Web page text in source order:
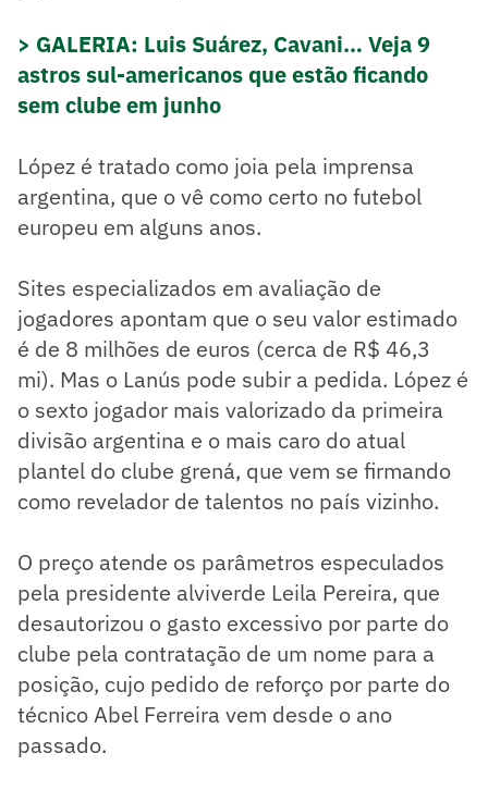
> GALERIA: Luis Suárez, Cavani… Veja 9
astros sul-americanos que estão ficando
sem clube em junho
López é tratado como joia pela imprensa
argentina, que o vê como certo no futebol
europeu em alguns anos.
Sites especializados em avaliação de
jogadores apontam que o seu valor estimado
é de 8 milhões de euros (cerca de R$ 46,3
mi). Mas o Lanús pode subir a pedida. López é
o sexto jogador mais valorizado da primeira
divisão argentina e o mais caro do atual
plantel do clube grená, que vem se firmando
como revelador de talentos no país vizinho.
O preço atende os parâmetros especulados
pela presidente alviverde Leila Pereira, que
desautorizou o gasto excessivo por parte do
clube pela contratação de um nome para a
posição, cujo pedido de reforço por parte do
técnico Abel Ferreira vem desde o ano
passado.